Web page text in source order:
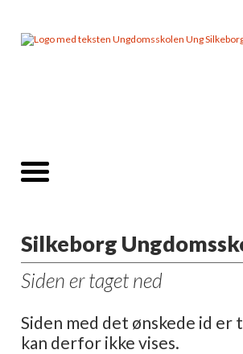
Silkeborg
Siden er taget ned
Siden med det ønskede id er
kan derfor ikke vises.